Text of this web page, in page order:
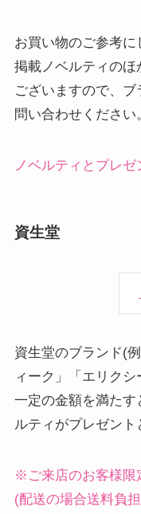
お買い物のご参考に
掲載ノベルティの
ございますので、
問い合わせください
ノベルティとプレゼ
資生堂
資生堂のブランド(
ィーク」「エリク
一定の金額を満た
ルティがプレゼント
※ご来店のお客様限
(配送の場合送料負